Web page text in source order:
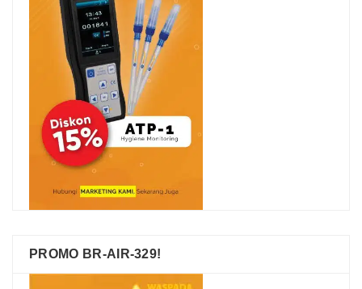
PROMO BR-AIR-329!